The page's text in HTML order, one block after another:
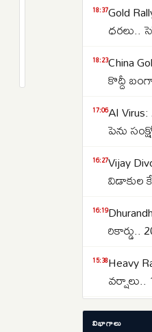
18:37Gold
ధరలు..
18:23China
కొద్దీ
వెనుక
17:06AI
పెను
16:27Vijay
విడాకుల
16:19
రికార్డు..
చిత్రంగా
15:38Heavy
వర్షాలు..
ఒడిశా-
15:29Lost
విభాగాలు